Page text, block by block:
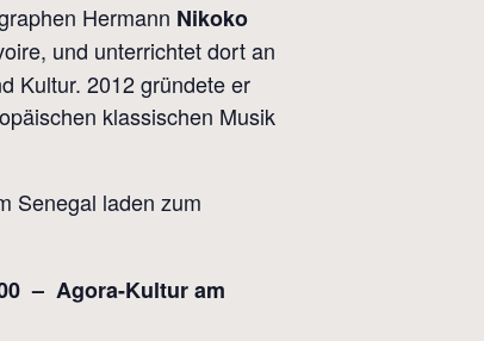
Hermann Nikoko
und unterrichtet dort an
Kultur. 2012 gründete er
klassischen Musik
Senegal laden zum
– Agora-Kultur am